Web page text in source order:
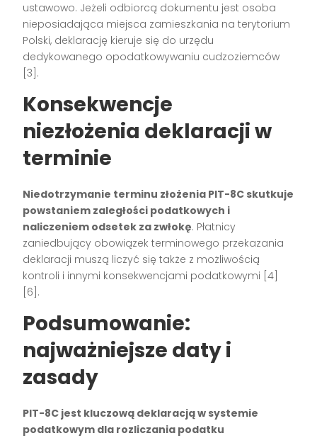
ustawowo. Jeżeli odbiorcą dokumentu jest osoba
nieposiadająca miejsca zamieszkania na terytorium
Polski, deklarację kieruje się do urzędu
dedykowanego opodatkowywaniu cudzoziemców
[3] .
Konsekwencje
niezłożenia deklaracji w
terminie
Niedotrzymanie terminu złożenia PIT-8C skutkuje
powstaniem zaległości podatkowych i
naliczeniem odsetek za zwłokę. Płatnicy
zaniedbujący obowiązek terminowego przekazania
deklaracji muszą liczyć się także z możliwością
kontroli i innymi konsekwencjami podatkowymi [4]
[6] .
Podsumowanie:
najważniejsze daty i
zasady
PIT-8C jest kluczową deklaracją w systemie
podatkowym dla rozliczania podatku